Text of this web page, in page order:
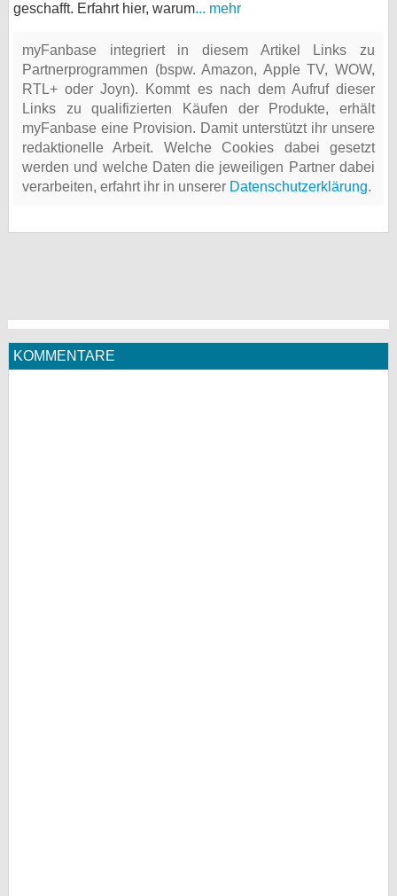
geschafft. Erfahrt hier, warum... mehr
myFanbase integriert in diesem Artikel Links zu
Partnerprogrammen (bspw. Amazon, Apple TV, WOW,
RTL+ oder Joyn). Kommt es nach dem Aufruf dieser
Links zu qualifizierten Käufen der Produkte, erhält
myFanbase eine Provision. Damit unterstützt ihr unsere
redaktionelle Arbeit. Welche Cookies dabei gesetzt
werden und welche Daten die jeweiligen Partner dabei
verarbeiten, erfahrt ihr in unserer Datenschutzerklärung.
KOMMENTARE